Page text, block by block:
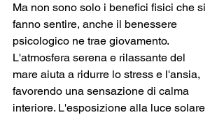
Ma non sono solo i benefici fisici che si
fanno sentire, anche il benessere
psicologico ne trae giovamento.
L'atmosfera serena e rilassante del
mare aiuta a ridurre lo stress e l'ansia,
favorendo una sensazione di calma
interiore. L'esposizione alla luce solare